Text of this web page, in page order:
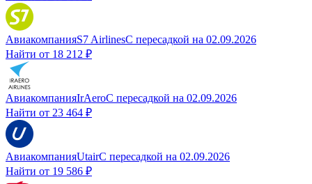
АвиакомпанияS7 AirlinesС пересадкой на 02.09.2026
Найти от 18 212 ₽
АвиакомпанияIrAeroС пересадкой на 02.09.2026
Найти от 23 464 ₽
АвиакомпанияUtairС пересадкой на 02.09.2026
Найти от 19 586 ₽